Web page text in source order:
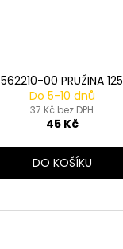
562210-00 PRUŽINA 125
Do 5-10 dnů
37 Kč bez DPH
45 Kč
DO KOŠÍKU